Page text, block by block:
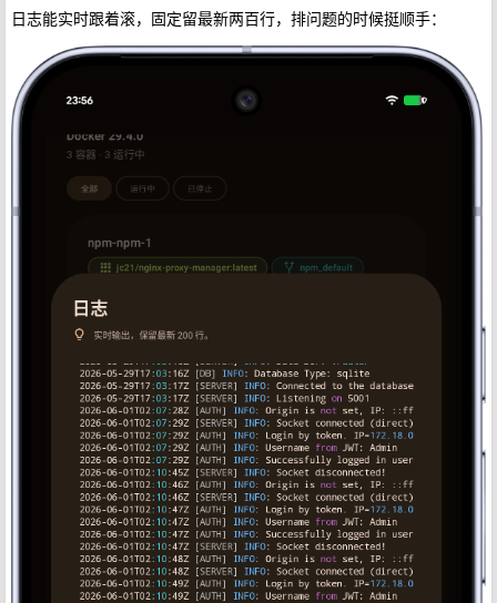
日志能实时跟着滚，固定留最新两百行，排问题的时候挺顺手：